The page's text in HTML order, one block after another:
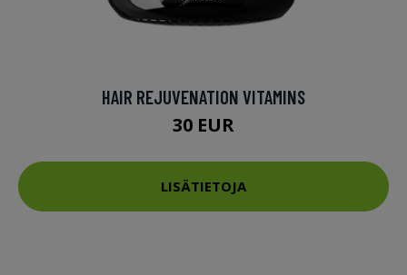
HAIR REJUVENATION VITAMINS
30 EUR
LISÄTIETOJA